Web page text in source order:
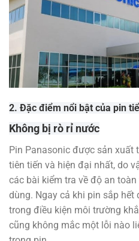
2. Đặc điểm nổi bật của pin
Không bị rò rỉ nước
Pin Panasonic được sản xuất
tiên tiến và hiện đại nhất, do
các bài kiểm tra về độ an
dùng. Ngay cả khi pin sắp
trong điều kiện môi trường
cũng không mắc một lỗi nào